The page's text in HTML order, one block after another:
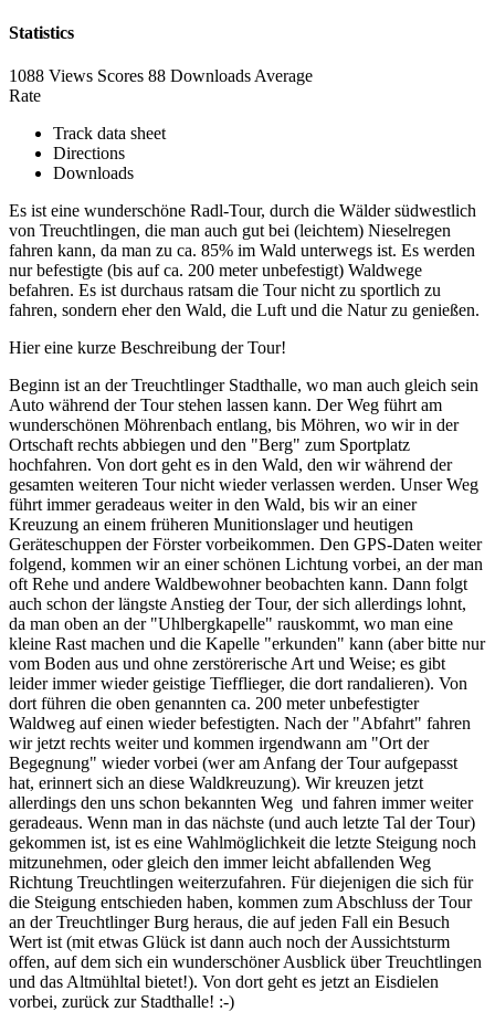
Statistics
1088 Views Scores 88 Downloads Average
Rate
Track data sheet
Directions
Downloads
Es ist eine wunderschöne Radl-Tour, durch die Wälder südwestlich
von Treuchtlingen, die man auch gut bei (leichtem) Nieselregen
fahren kann, da man zu ca. 85% im Wald unterwegs ist. Es werden
nur befestigte (bis auf ca. 200 meter unbefestigt) Waldwege
befahren. Es ist durchaus ratsam die Tour nicht zu sportlich zu
fahren, sondern eher den Wald, die Luft und die Natur zu genießen.
Hier eine kurze Beschreibung der Tour!
Beginn ist an der Treuchtlinger Stadthalle, wo man auch gleich sein
Auto während der Tour stehen lassen kann. Der Weg führt am
wunderschönen Möhrenbach entlang, bis Möhren, wo wir in der
Ortschaft rechts abbiegen und den "Berg" zum Sportplatz
hochfahren. Von dort geht es in den Wald, den wir während der
gesamten weiteren Tour nicht wieder verlassen werden. Unser Weg
führt immer geradeaus weiter in den Wald, bis wir an einer
Kreuzung an einem früheren Munitionslager und heutigen
Geräteschuppen der Förster vorbeikommen. Den GPS-Daten weiter
folgend, kommen wir an einer schönen Lichtung vorbei, an der man
oft Rehe und andere Waldbewohner beobachten kann. Dann folgt
auch schon der längste Anstieg der Tour, der sich allerdings lohnt,
da man oben an der "Uhlbergkapelle" rauskommt, wo man eine
kleine Rast machen und die Kapelle "erkunden" kann (aber bitte nur
vom Boden aus und ohne zerstörerische Art und Weise; es gibt
leider immer wieder geistige Tiefflieger, die dort randalieren). Von
dort führen die oben genannten ca. 200 meter unbefestigter
Waldweg auf einen wieder befestigten. Nach der "Abfahrt" fahren
wir jetzt rechts weiter und kommen irgendwann am "Ort der
Begegnung" wieder vorbei (wer am Anfang der Tour aufgepasst
hat, erinnert sich an diese Waldkreuzung). Wir kreuzen jetzt
allerdings den uns schon bekannten Weg und fahren immer weiter
geradeaus. Wenn man in das nächste (und auch letzte Tal der Tour)
gekommen ist, ist es eine Wahlmöglichkeit die letzte Steigung noch
mitzunehmen, oder gleich den immer leicht abfallenden Weg
Richtung Treuchtlingen weiterzufahren. Für diejenigen die sich für
die Steigung entschieden haben, kommen zum Abschluss der Tour
an der Treuchtlinger Burg heraus, die auf jeden Fall ein Besuch
Wert ist (mit etwas Glück ist dann auch noch der Aussichtsturm
offen, auf dem sich ein wunderschöner Ausblick über Treuchtlingen
und das Altmühltal bietet!). Von dort geht es jetzt an Eisdielen
vorbei, zurück zur Stadthalle! :-)